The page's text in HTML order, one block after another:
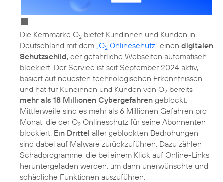
Die Kernmarke O2 bietet Kundinnen und Kunden in
Deutschland mit dem „O2 Onlineschutz“ einen digitalen
Schutzschild, der gefährliche Webseiten automatisch
blockiert. Der Service ist seit September 2024 aktiv,
basiert auf neuesten technologischen Erkenntnissen
und hat für Kundinnen und Kunden von O2 bereits
mehr als 18 Millionen Cybergefahren geblockt.
Mittlerweile sind es mehr als 6 Millionen Gefahren pro
Monat, die der O2 Onlineschutz für seine Abonnenten
blockiert. Ein Drittel aller geblockten Bedrohungen
sind dabei auf Malware zurückzuführen. Dazu zählen
Schadprogramme, die bei einem Klick auf Online-Links
heruntergeladen werden, um dann unerwünschte und
schädliche Funktionen auszuführen.